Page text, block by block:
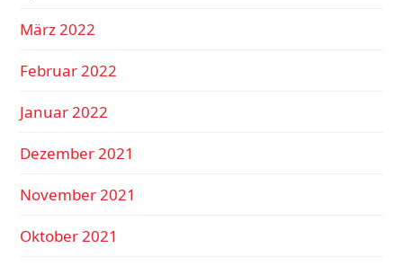
März 2022
Februar 2022
Januar 2022
Dezember 2021
November 2021
Oktober 2021